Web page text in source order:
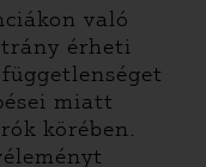
való
érheti
miatt
körében.